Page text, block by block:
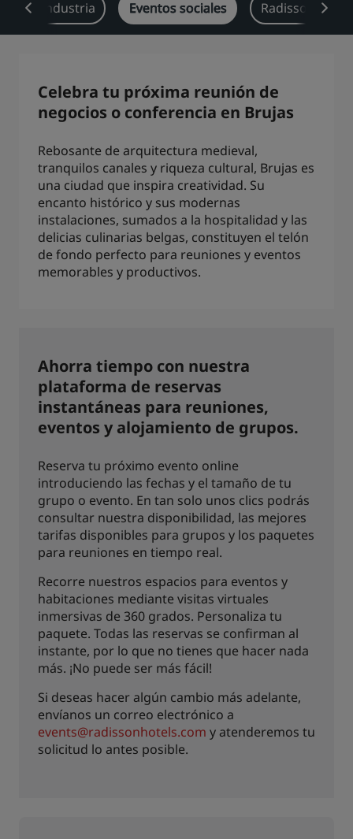
Park Plaza Park Inn by Radisson
Prize by Radisson Country Inn & Suites
Marcas afiliadas en China
Jin Jiang
Kunlun Golden Tulip
Visita nuestro blog
cada industria Eventos sociales Radisson
Celebra tu próxima reunión de
negocios o conferencia en Brujas
Rebosante de arquitectura medieval,
tranquilos canales y riqueza cultural, Brujas es
una ciudad que inspira creatividad. Su
encanto histórico y sus modernas
instalaciones, sumados a la hospitalidad y las
delicias culinarias belgas, constituyen el telón
de fondo perfecto para reuniones y eventos
memorables y productivos.
Ahorra tiempo con nuestra
plataforma de reservas
instantáneas para reuniones,
eventos y alojamiento de grupos.
Reserva tu próximo evento online
introduciendo las fechas y el tamaño de tu
grupo o evento. En tan solo unos clics podrás
consultar nuestra disponibilidad, las mejores
tarifas disponibles para grupos y los paquetes
para reuniones en tiempo real.
Recorre nuestros espacios para eventos y
habitaciones mediante visitas virtuales
inmersivas de 360 grados. Personaliza tu
paquete. Todas las reservas se confirman al
instante, por lo que no tienes que hacer nada
más. ¡No puede ser más fácil!
Si deseas hacer algún cambio más adelante,
envíanos un correo electrónico a
events@radissonhotels.com y atenderemos tu
solicitud lo antes posible.